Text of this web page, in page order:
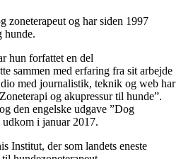
og har siden 1997
hunde.
hun forfattet en del
sammen med erfaring fra sit arbejde
med journalistik, teknik og web har
og akupressur til hunde”.
den engelske udgave ”Dog
udkom i januar 2017.
Institut, der som landets eneste